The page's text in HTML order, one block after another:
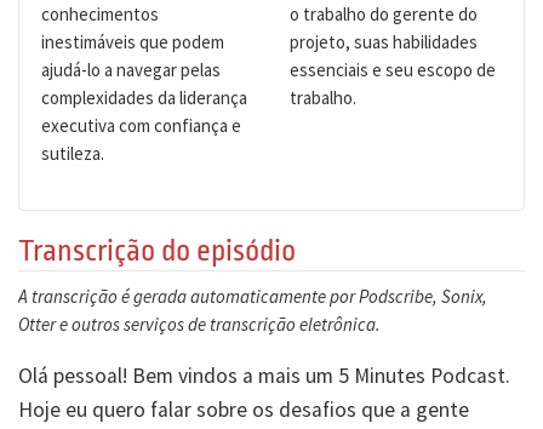
conhecimentos
inestimáveis que podem
ajudá-lo a navegar pelas
complexidades da liderança
executiva com confiança e
sutileza.
o trabalho do gerente do
projeto, suas habilidades
essenciais e seu escopo de
trabalho.
Transcrição do episódio
A transcrição é gerada automaticamente por Podscribe, Sonix,
Otter e outros serviços de transcrição eletrônica.
Olá pessoal! Bem vindos a mais um 5 Minutes Podcast.
Hoje eu quero falar sobre os desafios que a gente